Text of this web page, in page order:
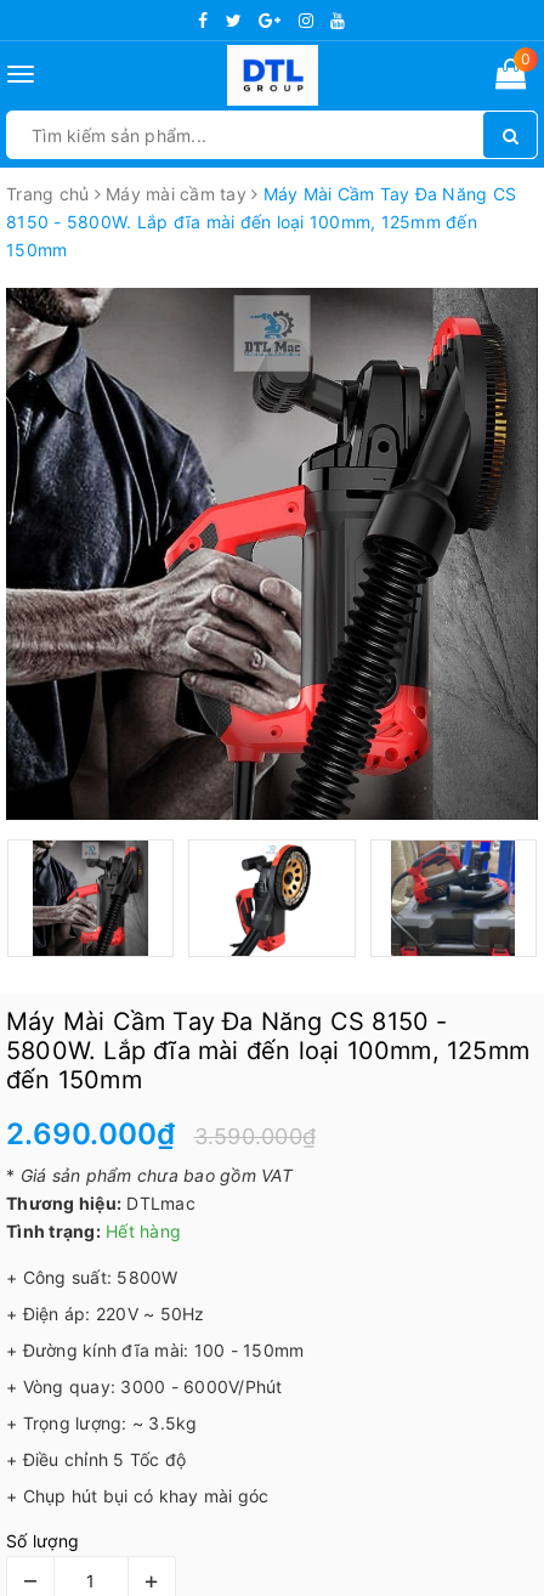
Toggle
0
Trang chủ Máy mài cầm tay
Máy Mài Cầm Tay Đa Năng CS
8150 - 5800W. Lắp đĩa mài đến loại 100mm, 125mm đến
150mm
Máy Mài Cầm Tay Đa Năng CS 8150 -
5800W. Lắp đĩa mài đến loại 100mm, 125mm
đến 150mm
2.690.000₫ 3.590.000₫
* Giá sản phẩm chưa bao gồm VAT
Thương hiệu: DTLmac
Tình trạng: Hết hàng
+ Công suất: 5800W
+ Điện áp: 220V ~ 50Hz
+ Đường kính đĩa mài: 100 - 150mm
+ Vòng quay: 3000 - 6000V/Phút
+ Trọng lượng: ~ 3.5kg
+ Điều chỉnh 5 Tốc độ
+ Chụp hút bụi có khay mài góc
Số lượng
– +